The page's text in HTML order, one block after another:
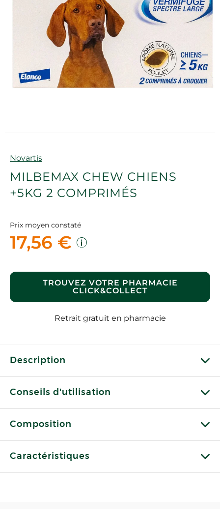
Marque
Novartis
MILBEMAX CHEW CHIENS
+5KG 2 COMPRIMÉS
Prix moyen constaté
17,56 €
TROUVEZ VOTRE PHARMACIE
CLICK&COLLECT
Retrait gratuit en pharmacie
Description
Conseils d'utilisation
Composition
Caractéristiques